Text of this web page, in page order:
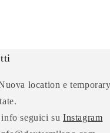
location e
info seguici su Instagram